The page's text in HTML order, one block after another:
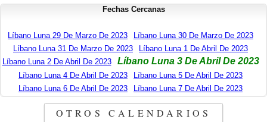
Fechas Cercanas
Líbano Luna 29 De Marzo De 2023
Líbano Luna 30 De Marzo De 2023
Líbano Luna 31 De Marzo De 2023
Líbano Luna 1 De Abril De 2023
Líbano Luna 2 De Abril De 2023
Líbano Luna 3 De Abril De 2023
Líbano Luna 4 De Abril De 2023
Líbano Luna 5 De Abril De 2023
Líbano Luna 6 De Abril De 2023
Líbano Luna 7 De Abril De 2023
OTROS CALENDARIOS